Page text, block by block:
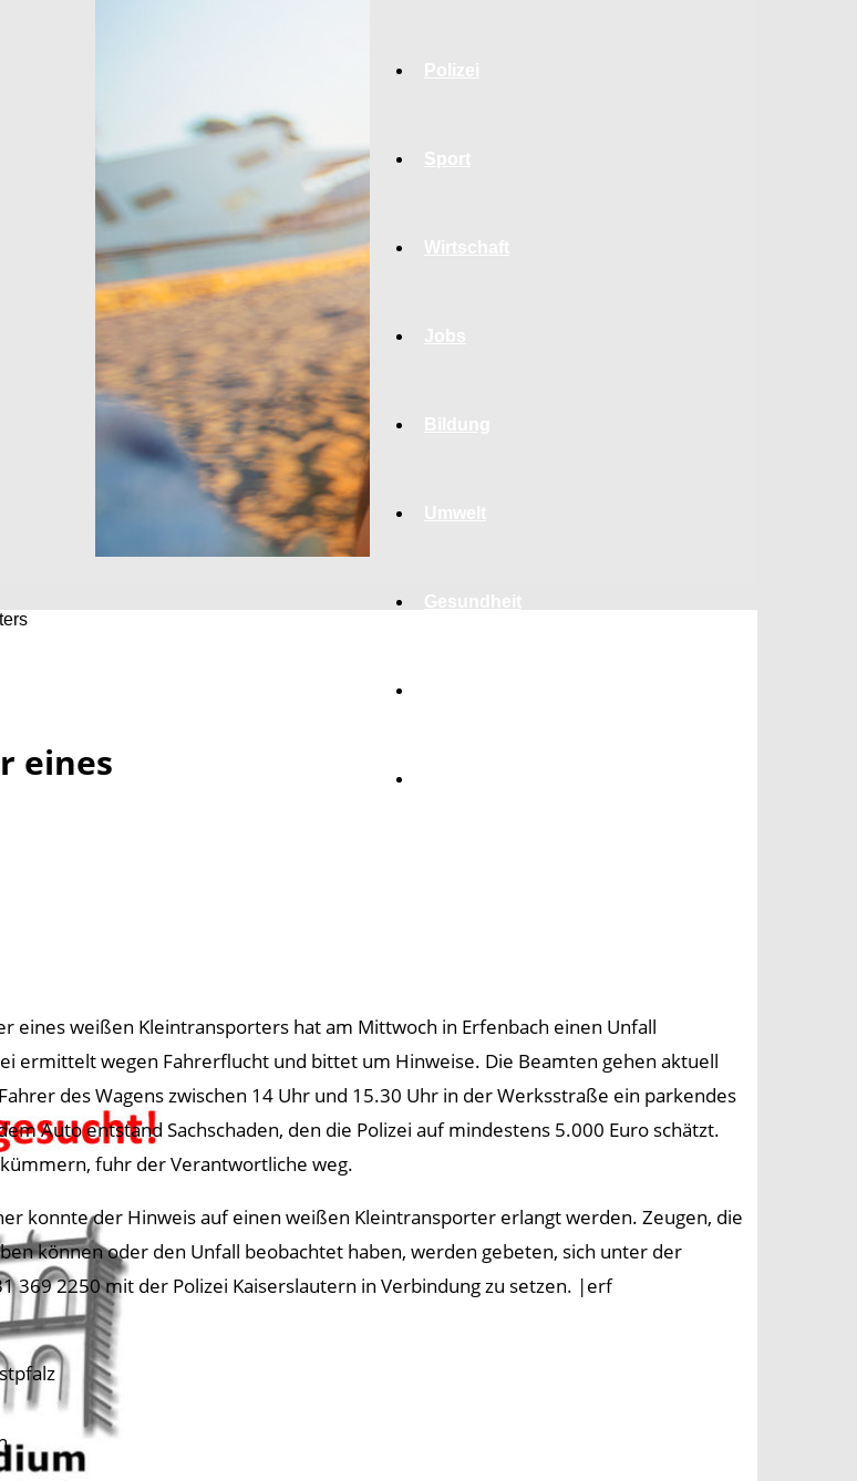
Gesundheit
eines
eines weißen Kleintransporters hat am Mittwoch in Erfenbach einen Unfall
ermittelt wegen Fahrerflucht und bittet um Hinweise. Die Beamten gehen aktuell
des Wagens zwischen 14 Uhr und 15.30 Uhr in der Werksstraße ein parkendes
Auto entstand Sachschaden, den die Polizei auf mindestens 5.000 Euro schätzt.
fuhr der Verantwortliche weg.
konnte der Hinweis auf einen weißen Kleintransporter erlangt werden. Zeugen, die
können oder den Unfall beobachtet haben, werden gebeten, sich unter der
369 2250 mit der Polizei Kaiserslautern in Verbindung zu setzen. |erf